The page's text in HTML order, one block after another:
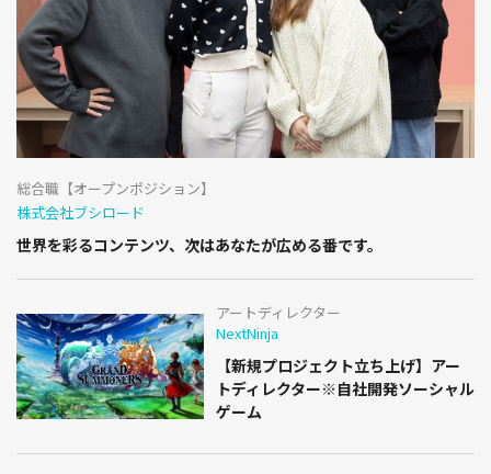
総合職【オープンポジション】
株式会社ブシロード
世界を彩るコンテンツ、次はあなたが広める番です。
アートディレクター
NextNinja
【新規プロジェクト立ち上げ】アー
トディレクター※自社開発ソーシャル
ゲーム